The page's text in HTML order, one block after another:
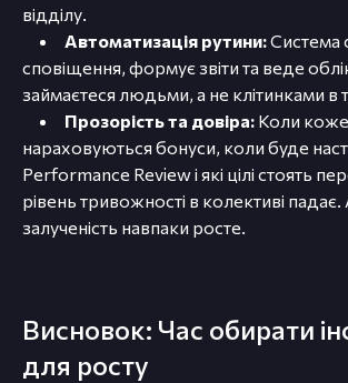
відділу.
Автоматизація рутини:Система
сповіщення, формує звіти та веде
займаєтеся людьми, а не клітинками в
Прозорість та довіра: Коли
нараховуються бонуси, коли буде
Performance Review і які цілі стоять
рівень тривожності в колективі падає.
залученість навпаки росте.
Висновок: Час обирати
для росту